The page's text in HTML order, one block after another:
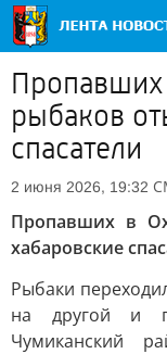
рыбаков
спасатели
2 июня 2026, 19:32
Пропавших в
хабаровские
Рыбаки
на другой и
Чумиканский